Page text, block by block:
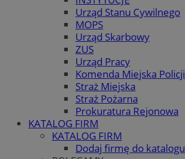
Urząd Stanu Cywilnego
MOPS
Urząd Skarbowy
ZUS
Urząd Pracy
Komenda Miejska Policji
Straż Miejska
Straż Pożarna
Prokuratura Rejonowa
KATALOG FIRM
KATALOG FIRM
Dodaj firmę do katalogu